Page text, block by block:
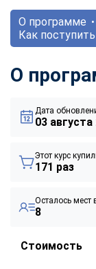
О программе
Как поступить
О
Дата
03 августа
Этот курс
171 раз
Осталось мест
8
Стоимость